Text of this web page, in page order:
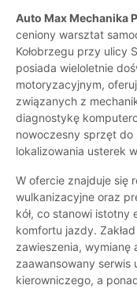
Auto Max Mechanika
ceniony warsztat
Kołobrzegu przy ulicy
posiada wieloletnie
motoryzacyjnym,
związanych z
diagnostykę
nowoczesny sprzęt
lokalizowania usterek
W ofercie znajduje się
wulkanizacyjne oraz
kół, co stanowi
komfortu jazdy.
zawieszenia, wymianę
zaawansowany serwis
kierowniczego, a